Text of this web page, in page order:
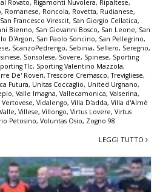
Rovato, Rigamonti Nuvolera, Ripaltese,
, Romanese, Roncola, Rovetta, Rudianese,
San Francesco Virescit, San Giorgio Cellatica,
Bienno, San Giovanni Bosco, San Leone, San
D'Argon, San Paolo Soncino, San Pellegrino,
, ScanzoPedrengo, Sebinia, Sellero, Seregno,
, Sorisolese, Sovere, Spinese, Sporting
Tlc, Sporting Valentino Mazzola,
De' Roveri,Trescore Cremasco,Trevigliese,
Futura, Unitas Coccaglio, United Urgnano,
, Valle Imagna, Vallecamonica, Valserina,
Vertovese, Vidalengo, Villa D'adda, Villa d'Almè
, Villese, Villongo, Virtus Lovere, Virtus
Petosino, Voluntas Osio, Zogno 98
LEGGI TUTTO